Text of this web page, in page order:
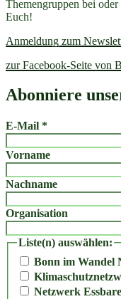
Themengruppen bei
Euch!
Anmeldung zum
zur Facebook-Seite von
Abonniere
E-Mail *
Vorname
Nachname
Organisation
Liste(n) auswählen:
Bonn im Wandel
Netzwerk